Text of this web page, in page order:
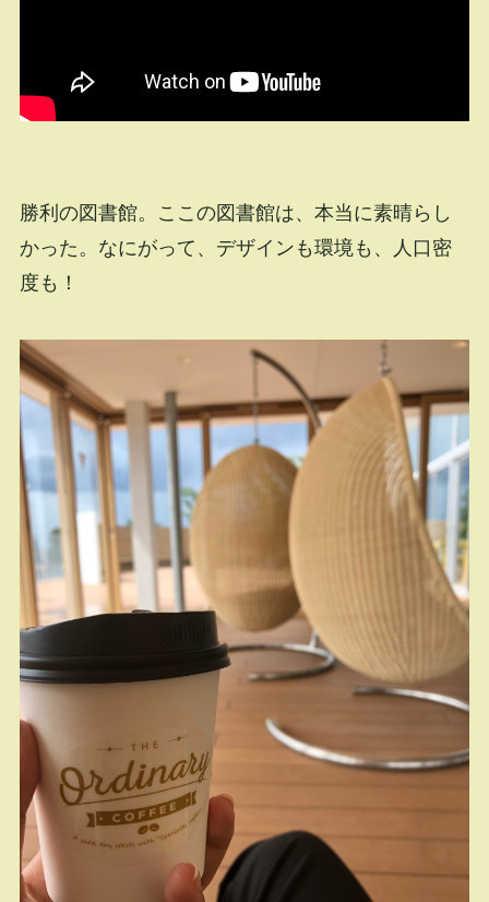
勝利の図書館。ここの図書館は、本当に素晴らし
かった。なにがって、デザインも環境も、人口密
度も！